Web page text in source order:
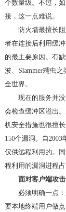
个数量级。不过，
接，这一点难说。
防火墙最擅长
者在连接后利用缓
的最主要原因。有
波、Slammer蠕虫
全世界。
现在的服务并
会检查缓冲区溢出
机安全措施也很擅
150个漏洞。自2003
仅供远程利用的。
程利用的漏洞进程占
面对客户端攻
必须明确一点
要本地终端用户做